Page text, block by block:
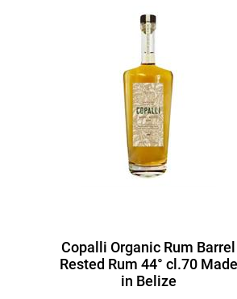
Copalli Organic Rum Barrel
Rested Rum 44° cl.70 Made
in Belize